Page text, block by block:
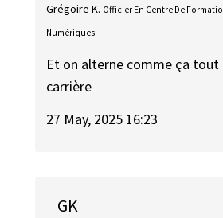
Grégoire K. Officier En Centre De
Numériques
Et on alterne comme ça tout
carrière
27 May, 2025 16:23
GK